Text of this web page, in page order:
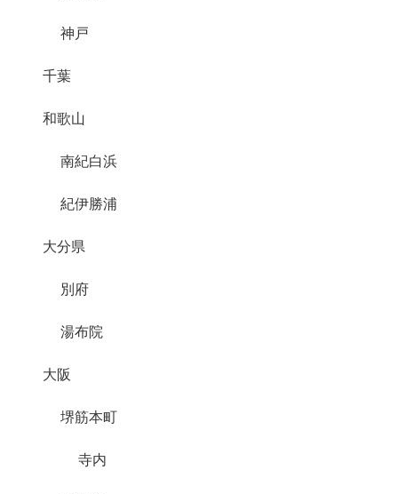
神戸
千葉
和歌山
南紀白浜
紀伊勝浦
大分県
別府
湯布院
大阪
堺筋本町
寺内